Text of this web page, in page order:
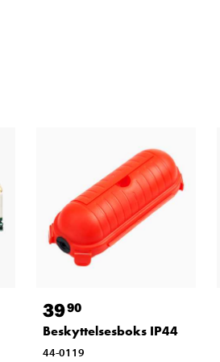
3990
Beskyttelsesboks IP44
44-0119